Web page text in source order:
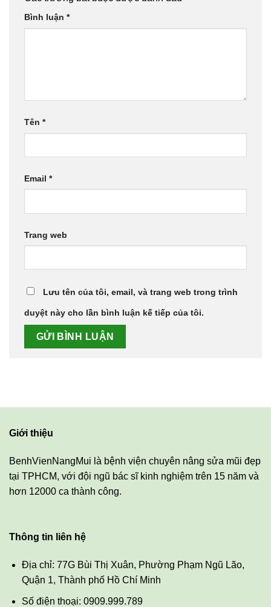
Bình luận *
Tên *
Email *
Trang web
Lưu tên của tôi, email, và trang web trong trình
duyệt này cho lần bình luận kế tiếp của tôi.
Giới thiệu
BenhVienNangMui là bệnh viện chuyên nâng sửa mũi đẹp
tại TPHCM, với đội ngũ bác sĩ kinh nghiệm trên 15 năm và
hơn 12000 ca thành công.
Thông tin liên hệ
Địa chỉ: 77G Bùi Thị Xuân, Phường Phạm Ngũ Lão,
Quận 1, Thành phố Hồ Chí Minh
Số điện thoại: 0909.999.789